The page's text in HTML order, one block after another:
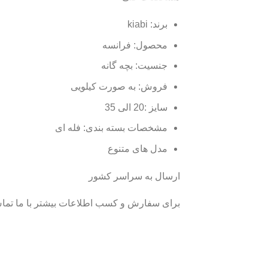
برند: kiabi
محصول: فرانسه
جنسیت: بچه گانه
فروش: به صورت کیلویی
سایز :20 الی 35
مشخصات بسته بندی: فله ای
مدل های متنوع
ارسال به سراسر کشور
برای سفارش و کسب اطلاعات بیشتر با ما